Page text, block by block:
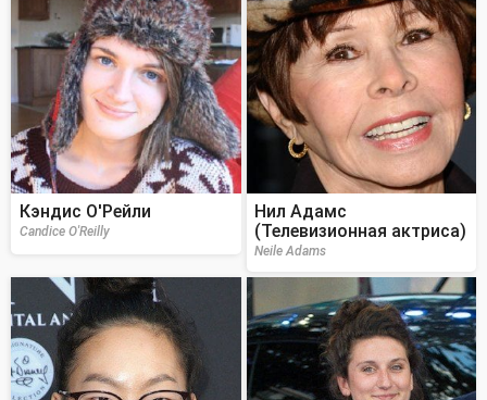
Кэндис О'Рейли
Candice O'Reilly
Нил Адамс
(Телевизионная актриса)
Neile Adams